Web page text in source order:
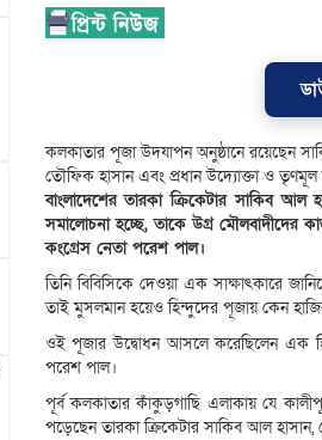
কলকাতার পূজা উদযাপন অনুষ্ঠানে রয়েছেন
তৌফিক হাসান এবং প্রধান উদ্যোক্তা ও তৃণমূল
বাংলাদেশের তারকা ক্রিকেটার সাকিব আল
সমালোচনা হচ্ছে, তাকে উগ্র মৌলবাদীদের
কংগ্রেস নেতা পরেশ পাল।
তিনি বিবিসিকে দেওয়া এক সাক্ষাৎকারে
তাই মুসলমান হয়েও হিন্দুদের পূজায় কেন
ওই পূজার উদ্বোধন আসলে করেছিলেন এক
পরেশ পাল।
পূর্ব কলকাতার কাঁকুড়গাছি এলাকায় যে
পড়েছেন তারকা ক্রিকেটার সাকিব আল